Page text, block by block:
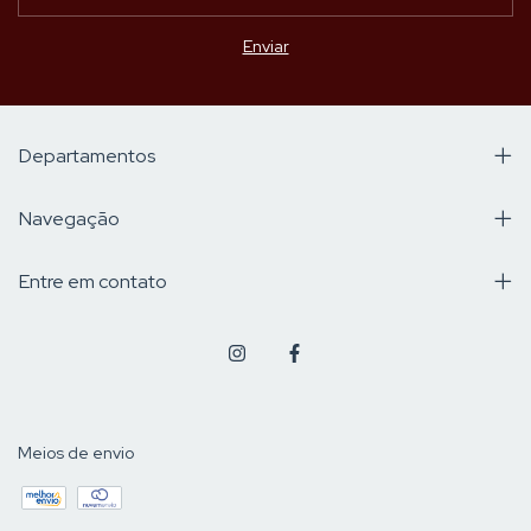
Departamentos
Navegação
Entre em contato
Meios de envio